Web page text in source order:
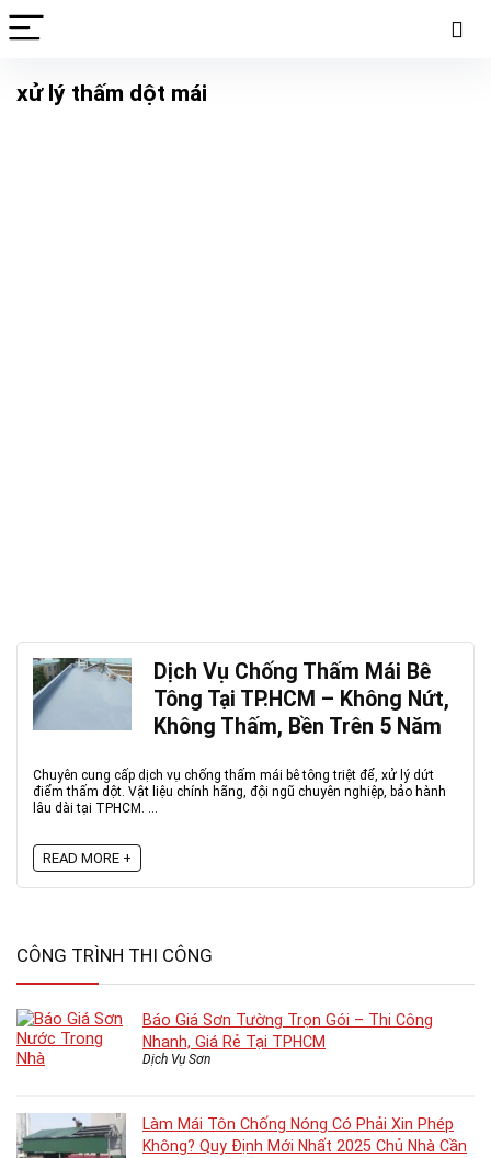
xử lý thấm dột mái
Dịch Vụ Chống Thấm Mái Bê
Tông Tại TP.HCM – Không Nứt,
Không Thấm, Bền Trên 5 Năm
Chuyên cung cấp dịch vụ chống thấm mái bê tông triệt để, xử lý dứt
điểm thấm dột. Vật liệu chính hãng, đội ngũ chuyên nghiệp, bảo hành
lâu dài tại TPHCM. ...
READ MORE +
CÔNG TRÌNH THI CÔNG
Báo Giá Sơn Tường Trọn Gói – Thi Công
Nhanh, Giá Rẻ Tại TPHCM
Dịch Vụ Sơn
Làm Mái Tôn Chống Nóng Có Phải Xin Phép
Không? Quy Định Mới Nhất 2025 Chủ Nhà Cần